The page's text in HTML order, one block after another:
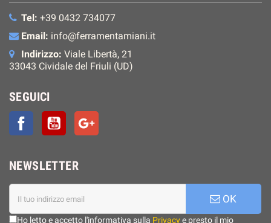
Tel: +39 0432 734077
Email: info@ferramentamiani.it
Indirizzo: Viale Libertà, 21
33043 Cividale del Friuli (UD)
SEGUICI
FacebookYouTube
NEWSLETTER
OK
Ho letto e accetto l'informativa sulla Privacye presto il mio